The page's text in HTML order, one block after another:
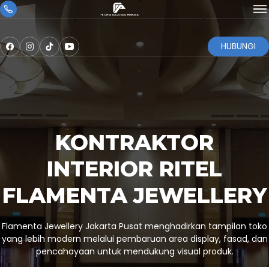
HUBUNGI
KONTRAKTOR
INTERIOR RITEL
FLAMENTA JEWELLERY
Flamenta Jewellery Jakarta Pusat menghadirkan tampilan toko
yang lebih modern melalui pembaruan area display, fasad, dan
pencahayaan untuk mendukung visual produk.